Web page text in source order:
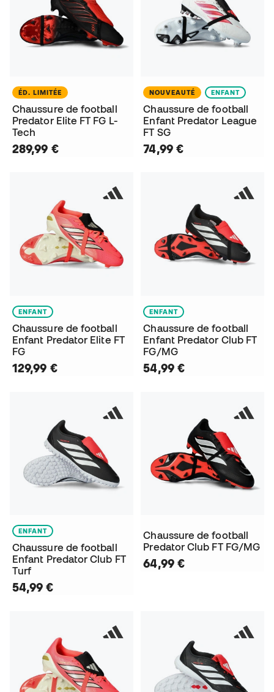
ÉD. LIMITÉE
Chaussure de football
Predator Elite FT FG L-
Tech
289,99 €
NOUVEAUTÉ ENFANT
Chaussure de football
Enfant Predator League
FT SG
74,99 €
ENFANT
Chaussure de football
Enfant Predator Elite FT
FG
129,99 €
ENFANT
Chaussure de football
Enfant Predator Club FT
FG/MG
54,99 €
ENFANT
Chaussure de football
Enfant Predator Club FT
Turf
54,99 €
Chaussure de football
Predator Club FT FG/MG
64,99 €